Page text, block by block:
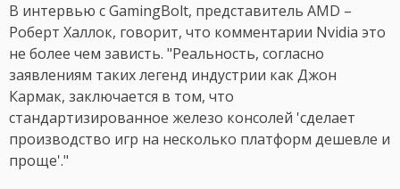
В интервью с GamingBolt, представитель AMD –
Роберт Халлок, говорит, что комментарии Nvidia это
не более чем зависть. "Реальность, согласно
заявлениям таких легенд индустрии как Джон
Кармак, заключается в том, что
стандартизированное железо консолей 'сделает
производство игр на несколько платформ дешевле и
проще'."